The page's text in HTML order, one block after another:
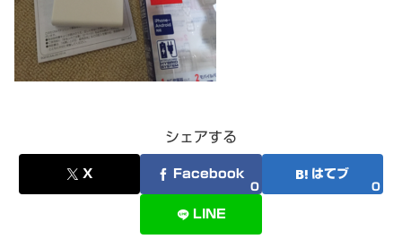
シェアする
X Facebook
0
はてブ
0
LINE